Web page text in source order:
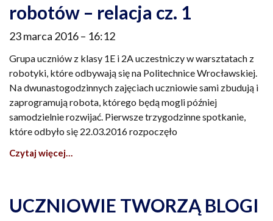
robotów – relacja cz. 1
23 marca 2016 16:12
Grupa uczniów z klasy 1E i 2A uczestniczy w warsztatach z
robotyki, które odbywają się na Politechnice Wrocławskiej.
Na dwunastogodzinnych zajęciach uczniowie sami zbudują i
zaprogramują robota, którego będą mogli później
samodzielnie rozwijać. Pierwsze trzygodzinne spotkanie,
które odbyło się 22.03.2016 rozpoczęło
Czytaj więcej…
UCZNIOWIE TWORZĄ BLOGI